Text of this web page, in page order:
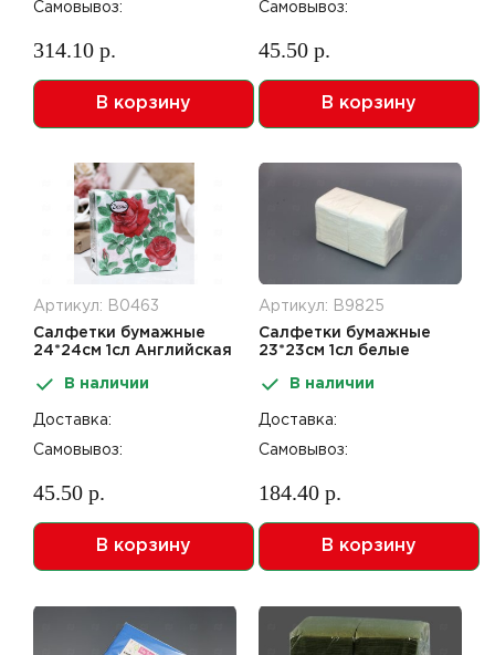
Самовывоз:
314.10 р.
В корзину
Самовывоз:
45.50 р.
В корзину
Артикул: В0463
Салфетки бумажные
24*24см 1сл Английская
В наличии
Доставка:
Самовывоз:
45.50 р.
В корзину
Артикул: В9825
Салфетки бумажные
23*23см 1сл белые
В наличии
Доставка:
Самовывоз:
184.40 р.
В корзину